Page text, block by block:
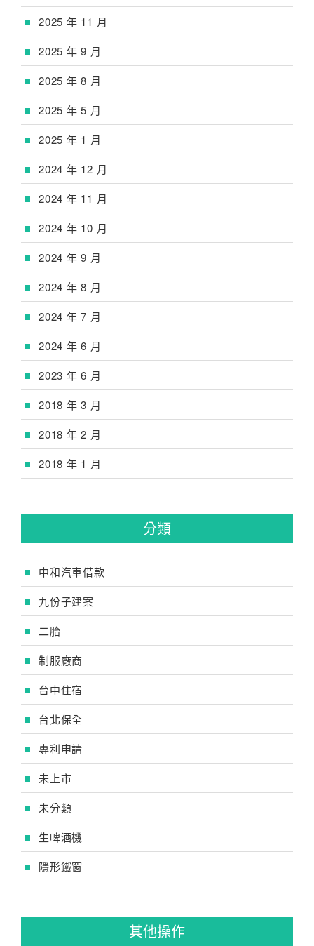
2025 年 11 月
2025 年 9 月
2025 年 8 月
2025 年 5 月
2025 年 1 月
2024 年 12 月
2024 年 11 月
2024 年 10 月
2024 年 9 月
2024 年 8 月
2024 年 7 月
2024 年 6 月
2023 年 6 月
2018 年 3 月
2018 年 2 月
2018 年 1 月
分類
中和汽車借款
九份子建案
二胎
制服廠商
台中住宿
台北保全
專利申請
未上市
未分類
生啤酒機
隱形鐵窗
其他操作